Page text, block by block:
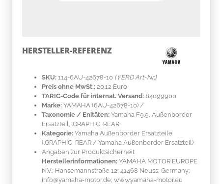
HERSTELLER-REFERENZ
SKU: 114-6AU-42678-10 (YERD Art-Nr.)
Preis ohne MwSt.: 20.12 Euro
TARIC-Code für internat. Versand: 84099900
Marke: YAMAHA (6AU-42678-10) /
Taxonomie / Enitäten: Yamaha F9.9, Außenborder
Ersatzteil, .GRAPHIC, REAR
Kategorie: Yamaha Außenborder Ersatzteile
(.GRAPHIC, REAR / Yamaha Außenborder Ersatzteil)
Angaben zur Produktsicherheit
Herstellerinformationen: YAMAHA MOTOR EUROPE
N.V.; Hansemannstraße 12; 41468 Neuss; Germany;
info@yamaha-motor.de; www.yamaha-motor.eu